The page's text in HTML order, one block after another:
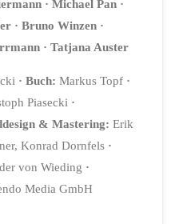
· Michael Pan ·
· Bruno Winzen ·
· Tatjana Auster
· Buch: Markus Topf ·
Piasecki ·
& Mastering: Erik
Konrad Dornfels ·
von Wieding ·
Media GmbH